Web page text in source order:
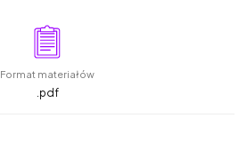
Format materiałów
.pdf